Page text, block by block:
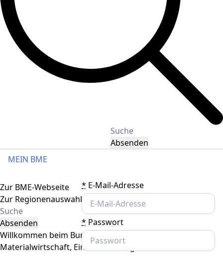
Absenden
MEIN BME
* E-Mail-Adresse
* Passwort
Toggle navigation
Zur BME-Webseite
Zur Regionenauswahl
Absenden
Willkommen beim Bundesverband
Materialwirtschaft, Einkauf und Logistik